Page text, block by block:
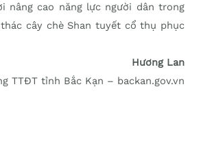
nâng cao năng lực người dân trong
cây chè Shan tuyết cổ thụ phục
Hương Lan
TTĐT tỉnh Bắc Kạn – backan.gov.vn